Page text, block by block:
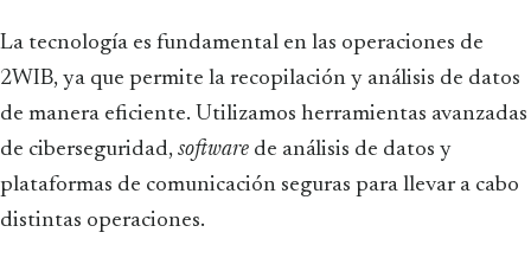
La tecnología es fundamental en las operaciones de
2WIB, ya que permite la recopilación y análisis de datos
de manera eficiente. Utilizamos herramientas avanzadas
de ciberseguridad, software de análisis de datos y
plataformas de comunicación seguras para llevar a cabo
distintas operaciones.